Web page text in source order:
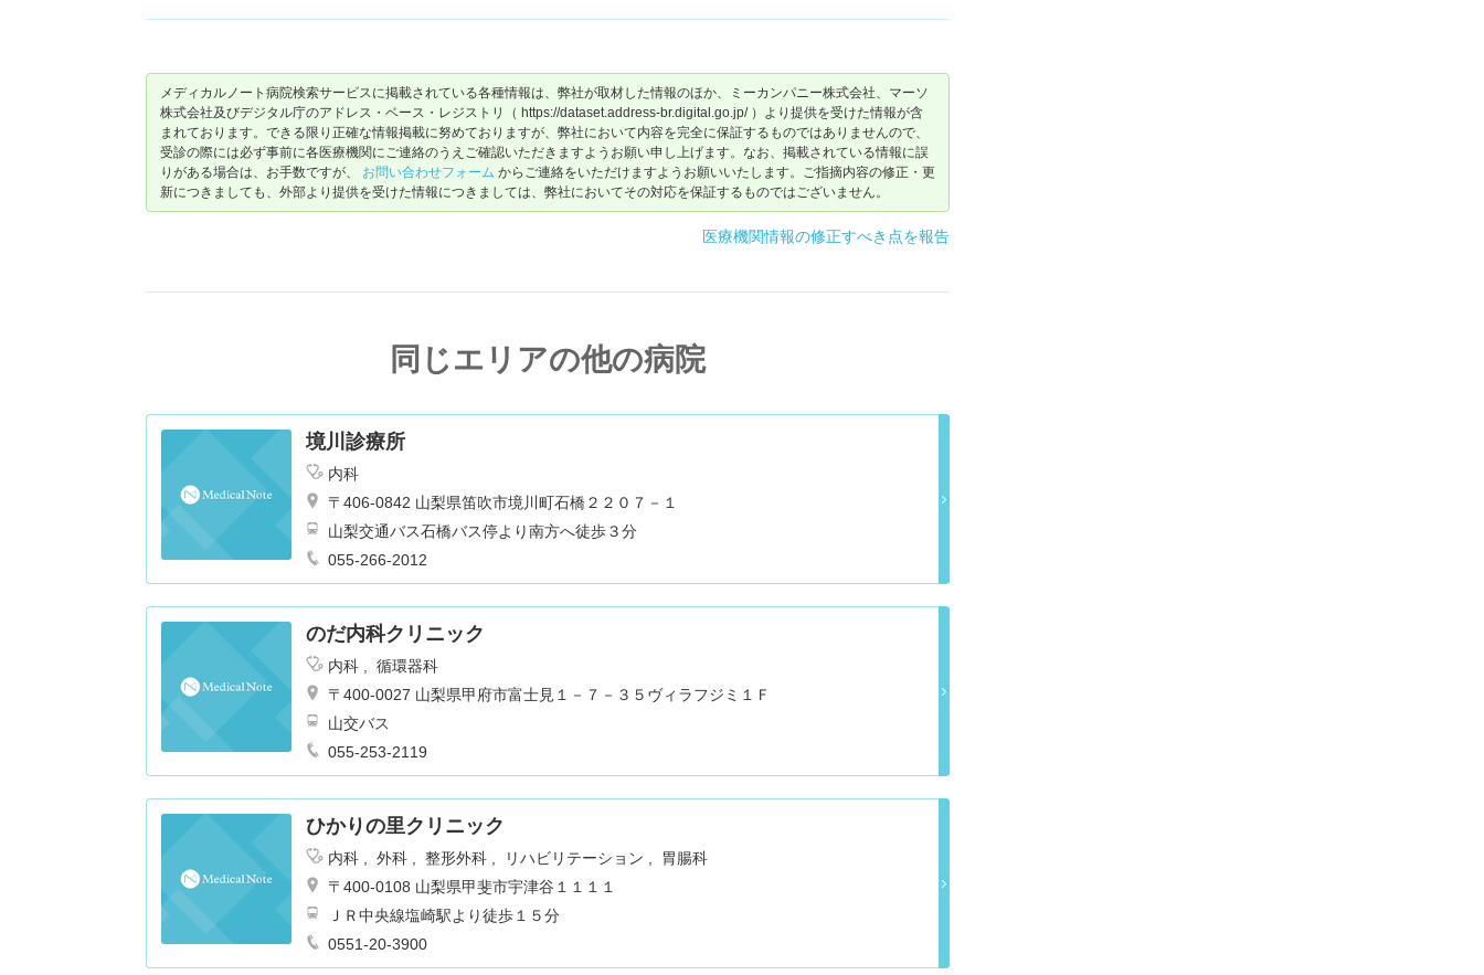
メディカルノート病院検索サービスに掲載されている各種情報は、弊社が取材した情報のほか、ミーカンパニー株式会社、マーソ
株式会社及びデジタル庁のアドレス・ベース・レジストリ（ https://dataset.address-br.digital.go.jp/ ）より提供を受けた情報が含
まれております。できる限り正確な情報掲載に努めておりますが、弊社において内容を完全に保証するものではありませんので、
受診の際には必ず事前に各医療機関にご連絡のうえご確認いただきますようお願い申し上げます。なお、掲載されている情報に誤
りがある場合は、お手数ですが、 お問い合わせフォーム からご連絡をいただけますようお願いいたします。ご指摘内容の修正・更
新につきましても、外部より提供を受けた情報につきましては、弊社においてその対応を保証するものではございません。
医療機関情報の修正すべき点を報告
同じエリアの他の病院
境川診療所
内科
〒406-0842 山梨県笛吹市境川町石橋２２０７－１
山梨交通バス石橋バス停より南方へ徒歩３分
055-266-2012
のだ内科クリニック
内科
循環器科
〒400-0027 山梨県甲府市富士見１－７－３５ヴィラフジミ１Ｆ
山交バス
055-253-2119
ひかりの里クリニック
内科 外科 整形外科 リハビリテーション
胃腸科
〒400-0108 山梨県甲斐市宇津谷１１１１
ＪＲ中央線塩崎駅より徒歩１５分
0551-20-3900